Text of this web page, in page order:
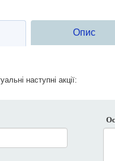
Опис
наступні акції: